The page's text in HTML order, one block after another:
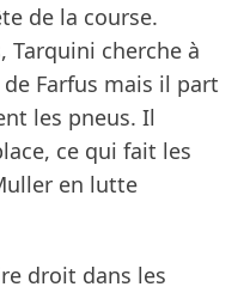
de la course.
Tarquini cherche à
Farfus mais il part
les pneus. Il
ce qui fait les
en lutte
droit dans les